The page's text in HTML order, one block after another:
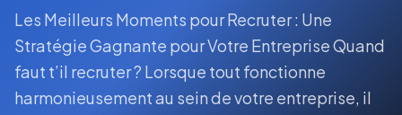
Les Meilleurs Moments pour Recruter : Une
Stratégie Gagnante pour Votre Entreprise Quand
faut t’il recruter ? Lorsque tout fonctionne
harmonieusement au sein de votre entreprise, il